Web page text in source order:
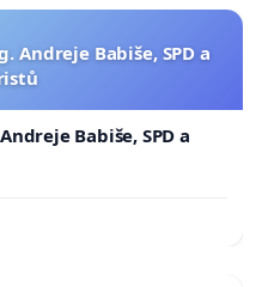
Andreje Babiše, SPD a
Babiše, SPD a